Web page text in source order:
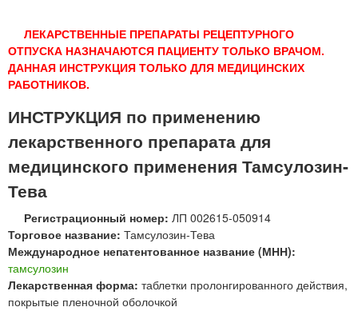
ЛЕКАРСТВЕННЫЕ ПРЕПАРАТЫ РЕЦЕПТУРНОГО
ОТПУСКА НАЗНАЧАЮТСЯ ПАЦИЕНТУ ТОЛЬКО ВРАЧОМ.
ДАННАЯ ИНСТРУКЦИЯ ТОЛЬКО ДЛЯ МЕДИЦИНСКИХ
РАБОТНИКОВ.
ИНСТРУКЦИЯ по применению
лекарственного препарата для
медицинского применения Тамсулозин-
Тева
Регистрационный номер: ЛП 002615-050914
Торговое название: Тамсулозин-Тева
Международное непатентованное название (МНН):
тамсулозин
Лекарственная форма: таблетки пролонгированного действия,
покрытые пленочной оболочкой